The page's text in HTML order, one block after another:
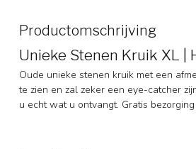
Productomschrijving
Unieke Stenen Kruik XL |
Oude unieke stenen kruik met een
te zien en zal zeker een eye-catcher
u echt wat u ontvangt. Gratis bezorging